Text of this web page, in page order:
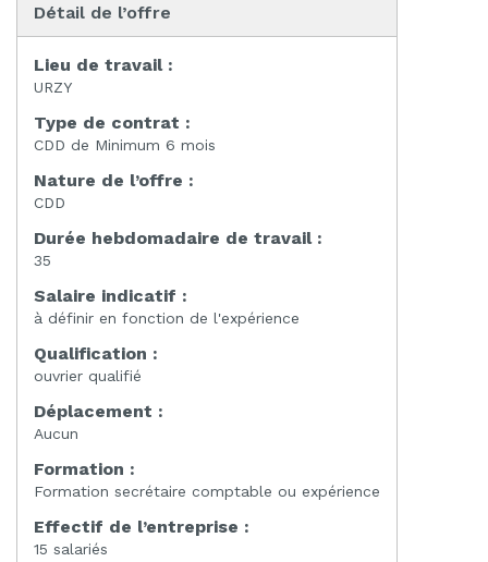
Détail de l’offre
Lieu de travail :
URZY
Type de contrat :
CDD de Minimum 6 mois
Nature de l’offre :
CDD
Durée hebdomadaire de travail :
35
Salaire indicatif :
à définir en fonction de l'expérience
Qualification :
ouvrier qualifié
Déplacement :
Aucun
Formation :
Formation secrétaire comptable ou expérience
Effectif de l’entreprise :
15 salariés